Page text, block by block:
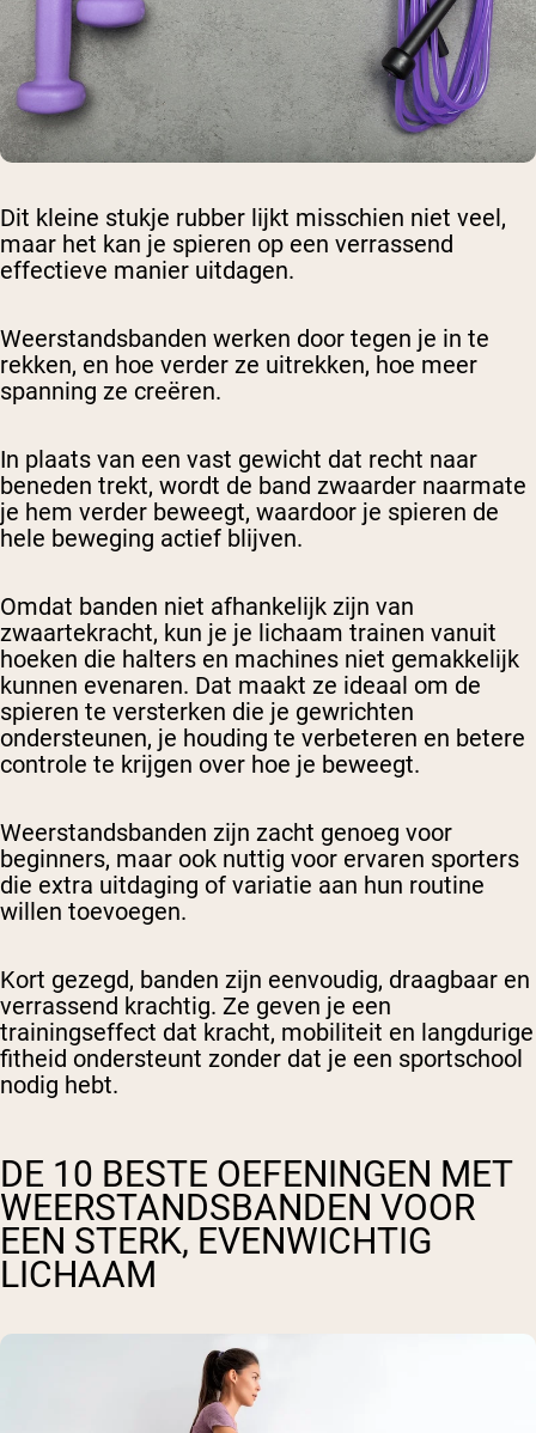
Dit kleine stukje rubber lijkt misschien niet veel,
maar het kan je spieren op een verrassend
effectieve manier uitdagen.
Weerstandsbanden werken door tegen je in te
rekken, en hoe verder ze uitrekken, hoe meer
spanning ze creëren.
In plaats van een vast gewicht dat recht naar
beneden trekt, wordt de band zwaarder naarmate
je hem verder beweegt, waardoor je spieren de
hele beweging actief blijven.
Omdat banden niet afhankelijk zijn van
zwaartekracht, kun je je lichaam trainen vanuit
hoeken die halters en machines niet gemakkelijk
kunnen evenaren. Dat maakt ze ideaal om de
spieren te versterken die je gewrichten
ondersteunen, je houding te verbeteren en betere
controle te krijgen over hoe je beweegt.
Weerstandsbanden zijn zacht genoeg voor
beginners, maar ook nuttig voor ervaren sporters
die extra uitdaging of variatie aan hun routine
willen toevoegen.
Kort gezegd, banden zijn eenvoudig, draagbaar en
verrassend krachtig. Ze geven je een
trainingseffect dat kracht, mobiliteit en langdurige
fitheid ondersteunt zonder dat je een sportschool
nodig hebt.
DE 10 BESTE OEFENINGEN MET
WEERSTANDSBANDEN VOOR
EEN STERK, EVENWICHTIG
LICHAAM